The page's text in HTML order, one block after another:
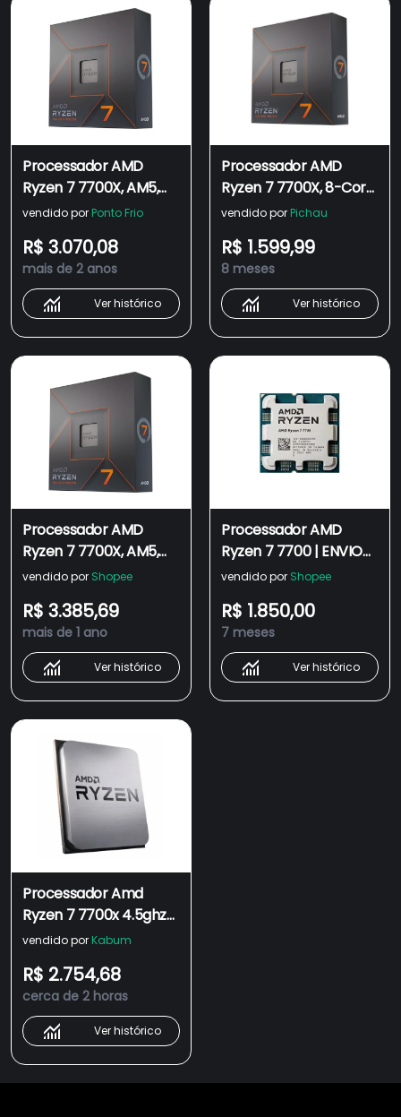
Processador AMD
Ryzen 7 7700X, AM5,
4.5GHz (5.4GHz Max
Núcleos, Vídeo
Integrado - 100-
100000591WOF
vendido por Ponto Frio
R$ 3.070,08
mais de 2 anos
Ver histórico
Processador AMD
Ryzen 7 7700X, 8-Core,
16-Threads, 4.5GHz
40MB, AM5, 100-
100000591WOF-BR
vendido por Pichau
R$ 1.599,99
8 meses
Ver histórico
Processador AMD
Ryzen 7 7700X, AM5,
4.5GHz (5.4GHz Max
Núcleos, Vídeo
Integrado - 100-
100000591WOF
vendido por Shopee
R$ 3.385,69
mais de 1 ano
Ver histórico
Processador AMD
Ryzen 7 7700 | ENVIO
IMEDIATO | 5.3GHz Max
AM5 | 8 Núcleos | com
Vídeo Integrado
vendido por Shopee
R$ 1.850,00
7 meses
Ver histórico
Processador Amd
Ryzen 7 7700x 4.5ghz
(5.4ghz Turbo) 40mb
Threads Am5 Sem
Cooler 100-000000591
vendido por Kabum
R$ 2.754,68
cerca de 2 horas
Ver histórico